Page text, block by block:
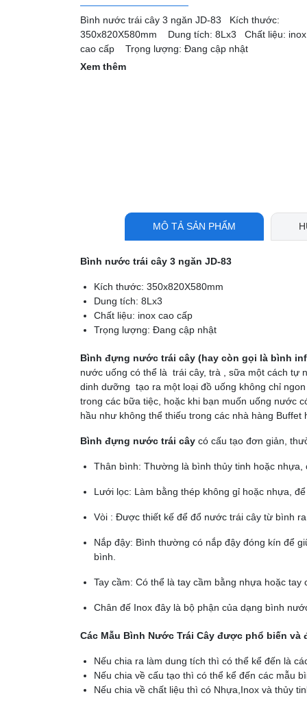
Bình nước trái cây 3 ngăn JD-83 Kích thước:
350x820X580mm Dung tích: 8Lx3 Chất liệu: inox
cao cấp Trọng lượng: Đang cập nhật
Xem thêm
MÔ TẢ SẢN PHẨM
Bình nước trái cây 3 ngăn JD-83
Kích thước: 350x820X580mm
Dung tích: 8Lx3
Chất liệu: inox cao cấp
Trọng lượng: Đang cập nhật
Bình đựng nước trái cây (hay còn gọi là bình
nước uống có thể là trái cây, trà , sữa một cách tự
dinh dưỡng tạo ra một loại đồ uống không chỉ
trong các bữa tiệc, hoặc khi bạn muốn uống nước
hầu như không thể thiếu trong các nhà hàng Buffet
Bình đựng nước trái cây có cấu tạo đơn giản,
Thân bình: Thường là bình thủy tinh hoặc
Lưới lọc: Làm bằng thép không gỉ hoặc nhựa,
Vòi : Được thiết kế để đổ nước trái cây từ bình ra
Nắp đậy: Bình thường có nắp đậy đóng kín để
bình.
Tay cầm: Có thể là tay cầm bằng nhựa hoặc tay
Chân đế Inox đây là bộ phận của dạng bình
Các Mẫu Bình Nước Trái Cây được phổ biến
Nếu chia ra làm dung tích thì có thể kể đến là
Nếu chia về cấu tạo thì có thể kể đến các mẫu
Nếu chia về chất liệu thì có Nhựa,Inox và thủy